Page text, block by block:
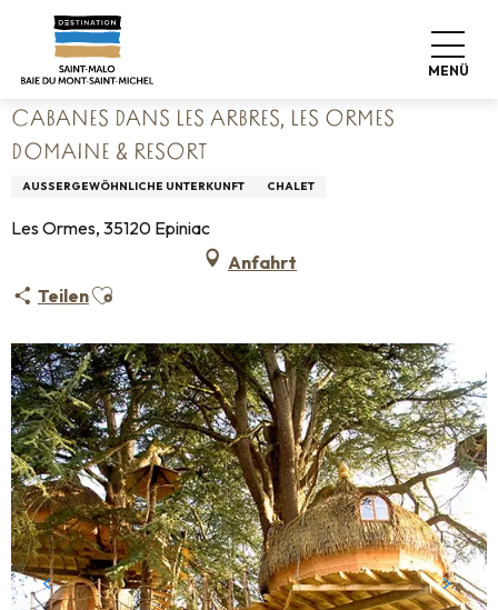
contenu
MENÜ
Startseite
Cabanes dans les arbres, Les Ormes Domaine & Resort
CABANES DANS LES ARBRES, LES ORMES
DOMAINE & RESORT
AUSSERGEWÖHNLICHE UNTERKUNFT CHALET
Les Ormes, 35120 Epiniac
Anfahrt
TeilenAjouter aux favoris